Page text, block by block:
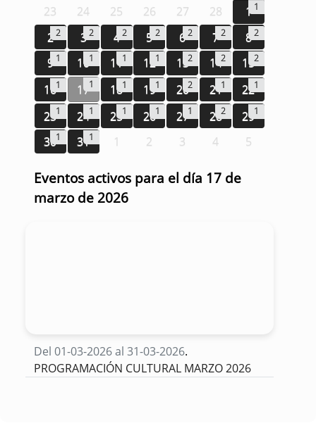
23 24 25 26 27 28 1 1
22 32 42 5 2 62 72 82
9 1 101 111 121 132 142 152
161 171 181 191 202 211 221
231 241 251 261 271 282 291
301 311 1 2 3 4 5
Eventos activos para el día 17 de
marzo de 2026
Del 01-03-2026 al 31-03-2026.
PROGRAMACIÓN CULTURAL MARZO 2026